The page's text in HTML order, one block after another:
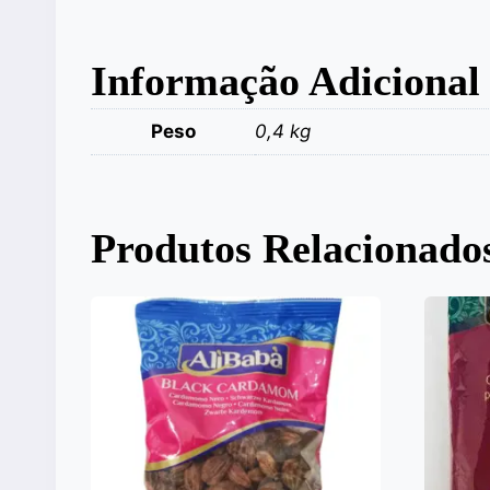
Informação Adicional
Peso 0,4 kg
Produtos